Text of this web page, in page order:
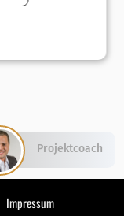
Impressum
Projektcoach